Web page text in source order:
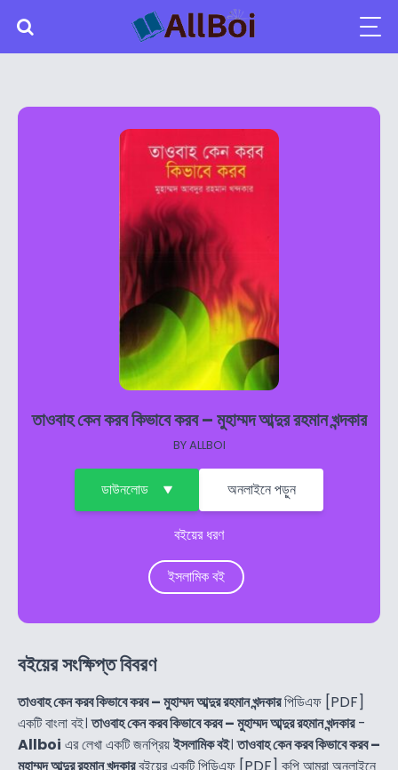
তাওবাহ কেন করব কিভাবে করব – মুহাম্মদ আব্দুর রহমান খন্দকার
BYALLBOI
ডাউনলোড অনলাইনে পড়ুন
বইয়ের ধরণ
ইসলামিক বই
বইয়ের সংক্ষিপ্ত বিবরণ
তাওবাহ কেন করব কিভাবে করব – মুহাম্মদ আব্দুর রহমান খন্দকারপিডিএফ [PDF]
একটি বাংলা বই।তাওবাহ কেন করব কিভাবে করব – মুহাম্মদ আব্দুর রহমান খন্দকার-
Allboi এর লেখা একটি জনপ্রিয়ইসলামিক বই।তাওবাহ কেন করব কিভাবে করব –